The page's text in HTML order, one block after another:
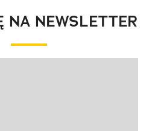
NA NEWSLETTER